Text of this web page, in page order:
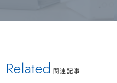
Related 関連記事